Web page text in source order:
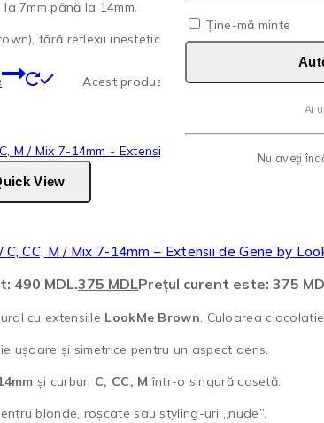
la 7mm până la 14mm.
fără reflexii inestetice.
Acest produs are mai multe variații.
View
CC, M / Mix 7-14mm – Extensii de Gene by
490 MDL.375 MDLPrețul curent este: 375
cu extensiile LookMe Brown. Culoarea
ușoare și simetrice pentru un aspect dens.
și curburi C, CC, M într-o singură casetă.
blonde, roșcate sau styling-uri „nude”.
Ține-mă minte
Ai
Nu aveți